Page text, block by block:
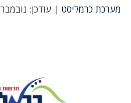
מערכת כרמליסט | עודכן: נובמבר 1, 2023